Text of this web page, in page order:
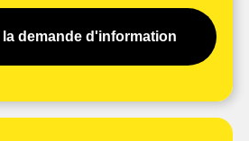
la demande d'information